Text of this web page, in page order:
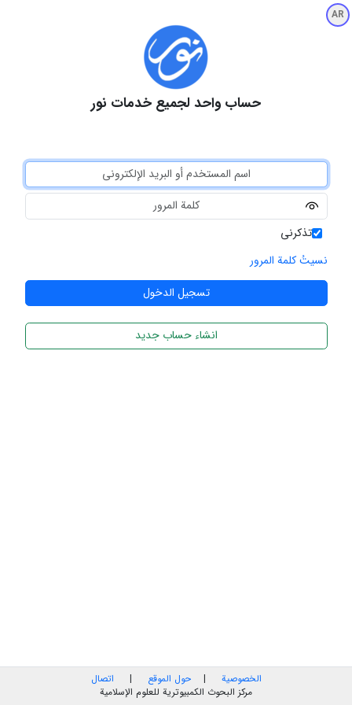
AR
حساب واحد لجميع خدمات نور
تذكرني
نسيتُ كلمة المرور
انشاء حساب جديد
الخصوصية |حول الموقع | اتصال
مركز البحوث الكمبيوترية للعلوم الإسلامية